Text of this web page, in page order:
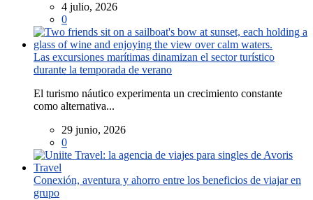
4 julio, 2026
0
Las excursiones marítimas dinamizan el sector turístico
durante la temporada de verano
El turismo náutico experimenta un crecimiento constante
como alternativa...
29 junio, 2026
0
Conexión, aventura y ahorro entre los beneficios de viajar en
grupo